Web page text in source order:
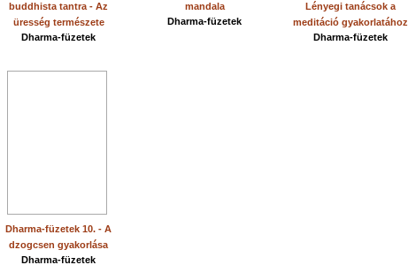
buddhista tantra - Az
üresség természete
Dharma-füzetek
mandala
Dharma-füzetek
Lényegi tanácsok a
meditáció gyakorlatához
Dharma-füzetek
Dharma-füzetek 10. - A
dzogcsen gyakorlása
Dharma-füzetek